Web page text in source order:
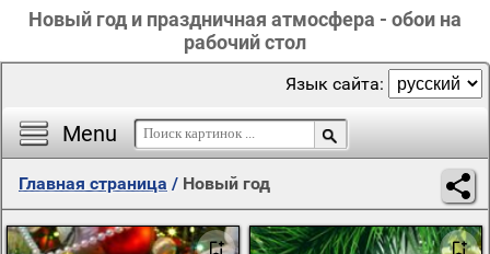
Новый год и праздничная атмосфера - обои на
рабочий стол
Menu
Язык сайта:
Главная страница / Новый год